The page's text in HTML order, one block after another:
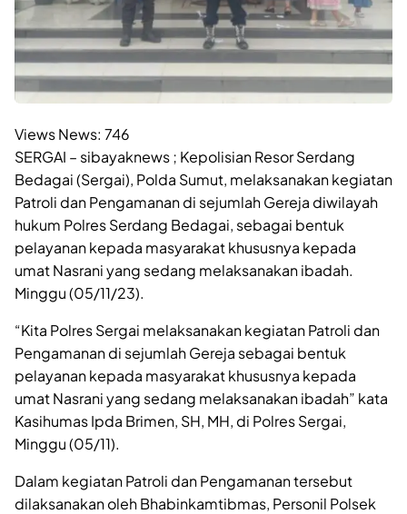
Views News: 746
SERGAI – sibayaknews ; Kepolisian Resor Serdang
Bedagai (Sergai), Polda Sumut, melaksanakan kegiatan
Patroli dan Pengamanan di sejumlah Gereja diwilayah
hukum Polres Serdang Bedagai, sebagai bentuk
pelayanan kepada masyarakat khususnya kepada
umat Nasrani yang sedang melaksanakan ibadah.
Minggu (05/11/23).
“Kita Polres Sergai melaksanakan kegiatan Patroli dan
Pengamanan di sejumlah Gereja sebagai bentuk
pelayanan kepada masyarakat khususnya kepada
umat Nasrani yang sedang melaksanakan ibadah” kata
Kasihumas Ipda Brimen, SH, MH, di Polres Sergai,
Minggu (05/11).
Dalam kegiatan Patroli dan Pengamanan tersebut
dilaksanakan oleh Bhabinkamtibmas, Personil Polsek